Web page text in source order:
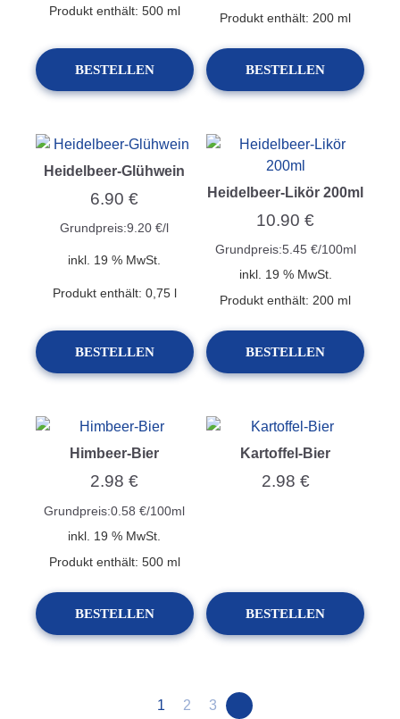
Produkt enthält: 500 ml
BESTELLEN
Produkt enthält: 200 ml
BESTELLEN
Heidelbeer-Glühwein
6.90€
Grundpreis:9.20€/l
inkl. 19 % MwSt.
Produkt enthält: 0,75 l
BESTELLEN
Heidelbeer-Likör 200ml
10.90€
Grundpreis:5.45 €/100ml
inkl. 19 % MwSt.
Produkt enthält: 200 ml
BESTELLEN
Himbeer-Bier
2.98€
Grundpreis:0.58€/100ml
inkl. 19 % MwSt.
Produkt enthält: 500 ml
BESTELLEN
Kartoffel-Bier
2.98 €
BESTELLEN
1 2 3 →